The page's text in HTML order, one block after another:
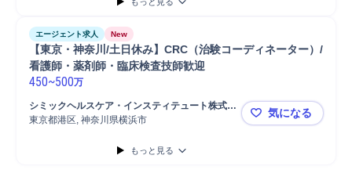
エージェント求人 New
【東京・神奈川/土日休み】CRC（治験コーディネーター）/
看護師・薬剤師・臨床検査技師歓迎
450~500万
シミックヘルスケア・インスティテュート株式会
社
東京都港区, 神奈川県横浜市 【東京・神
気になる
もっと見る